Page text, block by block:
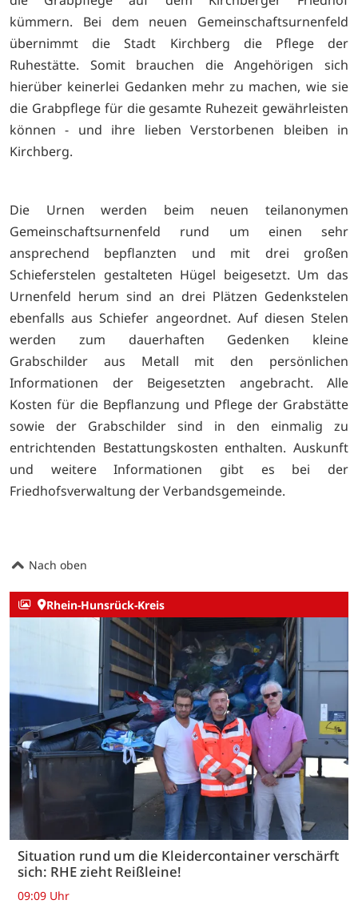
kümmern. Bei dem neuen Gemeinschaftsurnenfeld
übernimmt die Stadt Kirchberg die Pflege der
Ruhestätte. Somit brauchen die Angehörigen sich
hierüber keinerlei Gedanken mehr zu machen, wie sie
die Grabpflege für die gesamte Ruhezeit gewährleisten
können - und ihre lieben Verstorbenen bleiben in
Kirchberg.
Die Urnen werden beim neuen teilanonymen
Gemeinschaftsurnenfeld rund um einen sehr
ansprechend bepflanzten und mit drei großen
Schieferstelen gestalteten Hügel beigesetzt. Um das
Urnenfeld herum sind an drei Plätzen Gedenkstelen
ebenfalls aus Schiefer angeordnet. Auf diesen Stelen
werden zum dauerhaften Gedenken kleine
Grabschilder aus Metall mit den persönlichen
Informationen der Beigesetzten angebracht. Alle
Kosten für die Bepflanzung und Pflege der Grabstätte
sowie der Grabschilder sind in den einmalig zu
entrichtenden Bestattungskosten enthalten. Auskunft
und weitere Informationen gibt es bei der
Friedhofsverwaltung der Verbandsgemeinde.
Nach oben
Rhein-Hunsrück-Kreis
Situation rund um die Kleidercontainer verschärft
sich: RHE zieht Reißleine!
09:09 Uhr